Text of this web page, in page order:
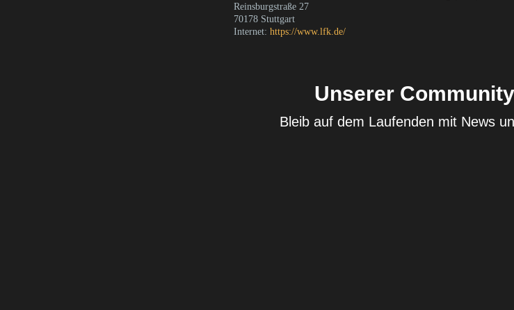
Reinsburgstraße 27
70178 Stuttgart
Internet: https://www.lfk.de/
Unserer
Bleib auf dem Laufenden mit News